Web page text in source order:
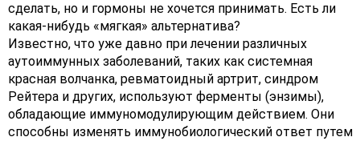
сделать, но и гормоны не хочется принимать. Есть ли
какая-нибудь «мягкая» альтернатива?
Известно, что уже давно при лечении различных
аутоиммунных заболеваний, таких как системная
красная волчанка, ревматоидный артрит, синдром
Рейтера и других, используют ферменты (энзимы),
обладающие иммуномодулирующим действием. Они
способны изменять иммунобиологический ответ путем